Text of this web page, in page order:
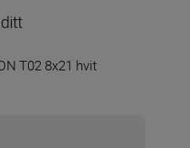
T02 8x21 hvit